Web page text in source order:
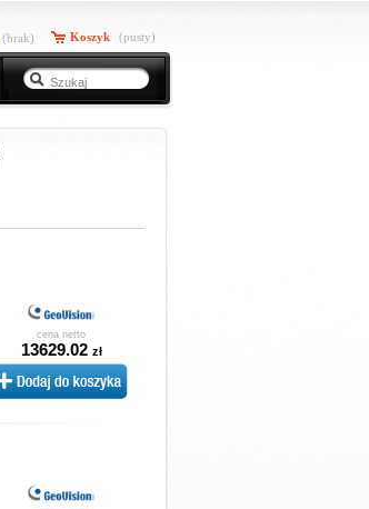
(brak) Koszyk (pusty)
cena netto
13629.02 zł